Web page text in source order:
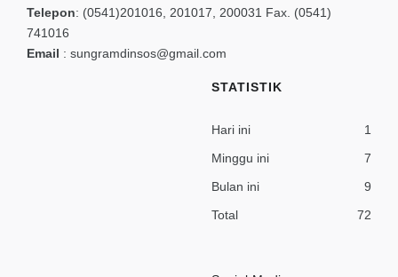
Telepon: (0541)201016, 201017, 200031 Fax. (0541)
741016
Email : sungramdinsos@gmail.com
STATISTIK
Hari ini
1
Minggu ini
7
Bulan ini
9
Total
72